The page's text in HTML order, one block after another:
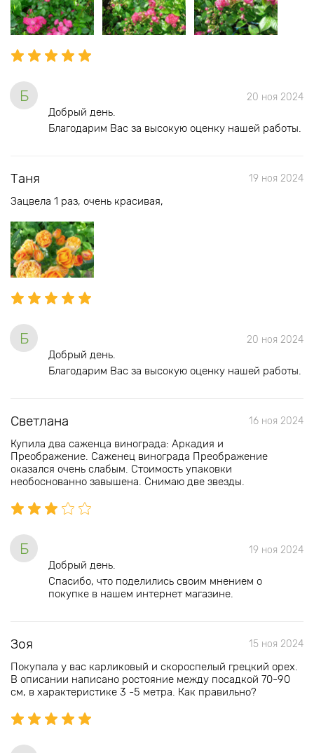
Б 20 ноя 2024
Добрый день.
Благодарим Вас за высокую оценку нашей работы.
Таня 19 ноя 2024
Зацвела 1 раз, очень красивая,
Б 20 ноя 2024
Добрый день.
Благодарим Вас за высокую оценку нашей работы.
Светлана 16 ноя 2024
Купила два саженца винограда: Аркадия и
Преображение. Саженец винограда Преображение
оказался очень слабым. Стоимость упаковки
необоснованно завышена. Снимаю две звезды.
Б 19 ноя 2024
Добрый день.
Спасибо, что поделились своим мнением о
покупке в нашем интернет магазине.
Зоя 15 ноя 2024
Покупала у вас карликовый и скороспелый грецкий орех.
В описании написано ростояние между посадкой 70-90
см, в характеристике 3 -5 метра. Как правильно?